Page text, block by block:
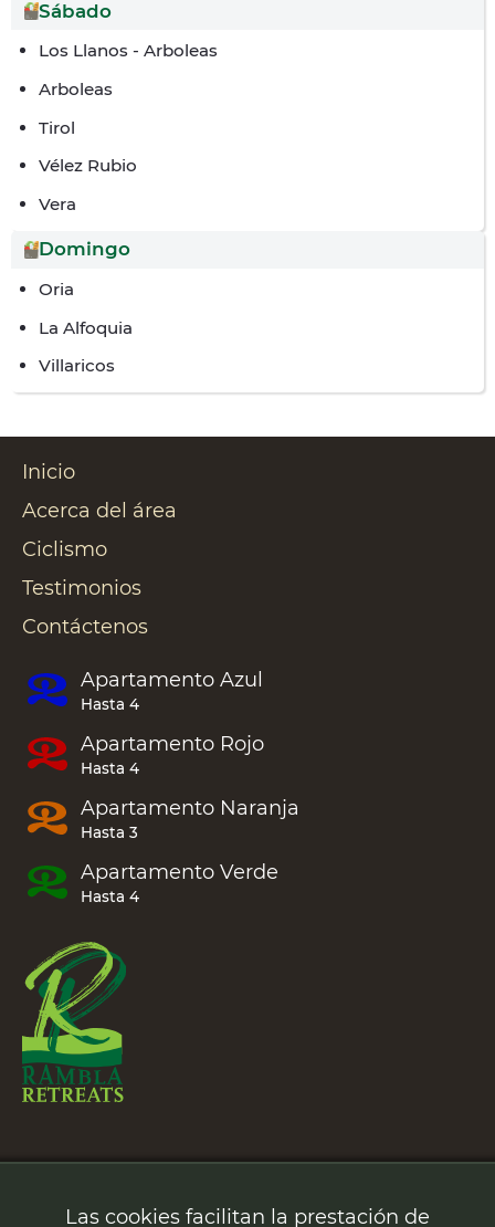
Sábado
Los Llanos - Arboleas
Arboleas
Tirol
Vélez Rubio
Vera
Domingo
Oria
La Alfoquia
Villaricos
Inicio
Acerca del área
Ciclismo
Testimonios
Contáctenos
Peñon Bajo 2,
ApartamentoAzul
Hasta 4
Apartamento Rojo
Hasta 4
Apartamento Naranja
Hasta 3
ApartamentoVerde
Hasta 4
Las cookies facilitan la prestación de